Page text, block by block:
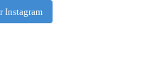
Instagram